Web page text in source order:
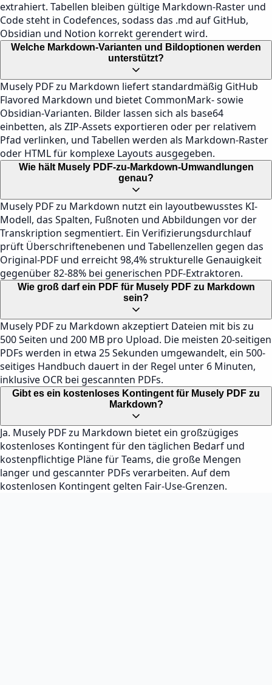
extrahiert. Tabellen bleiben gültige Markdown-Raster und
Code steht in Codefences, sodass das .md auf GitHub,
Obsidian und Notion korrekt gerendert wird.
Welche Markdown-Varianten und Bildoptionen werden
unterstützt?
Musely PDF zu Markdown liefert standardmäßig GitHub
Flavored Markdown und bietet CommonMark- sowie
Obsidian-Varianten. Bilder lassen sich als base64
einbetten, als ZIP-Assets exportieren oder per relativem
Pfad verlinken, und Tabellen werden als Markdown-Raster
oder HTML für komplexe Layouts ausgegeben.
Wie hält Musely PDF-zu-Markdown-Umwandlungen
genau?
Musely PDF zu Markdown nutzt ein layoutbewusstes KI-
Modell, das Spalten, Fußnoten und Abbildungen vor der
Transkription segmentiert. Ein Verifizierungsdurchlauf
prüft Überschriftenebenen und Tabellenzellen gegen das
Original-PDF und erreicht 98,4% strukturelle Genauigkeit
gegenüber 82-88% bei generischen PDF-Extraktoren.
Wie groß darf ein PDF für Musely PDF zu Markdown
sein?
Musely PDF zu Markdown akzeptiert Dateien mit bis zu
500 Seiten und 200 MB pro Upload. Die meisten 20-seitigen
PDFs werden in etwa 25 Sekunden umgewandelt, ein 500-
seitiges Handbuch dauert in der Regel unter 6 Minuten,
inklusive OCR bei gescannten PDFs.
Gibt es ein kostenloses Kontingent für Musely PDF zu
Markdown?
Ja. Musely PDF zu Markdown bietet ein großzügiges
kostenloses Kontingent für den täglichen Bedarf und
kostenpflichtige Pläne für Teams, die große Mengen
langer und gescannter PDFs verarbeiten. Auf dem
kostenlosen Kontingent gelten Fair-Use-Grenzen.